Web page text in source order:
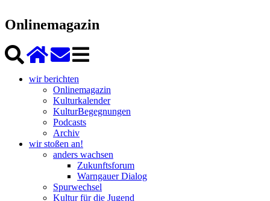
Onlinemagazin
wir berichten
Onlinemagazin
Kulturkalender
KulturBegegnungen
Podcasts
Archiv
wir stoßen an!
anders wachsen
Zukunftsforum
Warngauer Dialog
Spurwechsel
Kultur für die Jugend